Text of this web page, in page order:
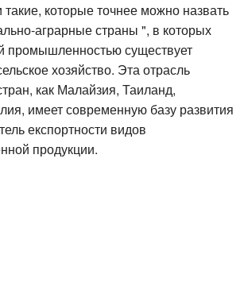
которые точнее можно назвать
аграрные страны ", в которых
промышленностью существует
хозяйство. Эта отрасль
как Малайзия, Таиланд,
имеет современную базу развития
експортности видов
продукции.